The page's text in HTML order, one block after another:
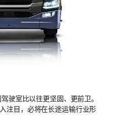
驶室比以往更坚固、更前卫。
注目，必将在长途运输行业形